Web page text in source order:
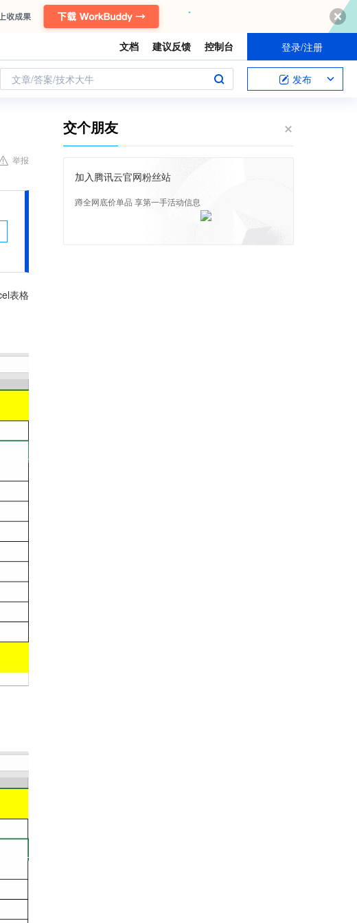
文档 建议反馈 控制台 登录/注册
文章/答案/技术大牛 发布
举报
表格
交个朋友
加入腾讯云官网粉丝站
蹲全网底价单品 享第一手活动信息